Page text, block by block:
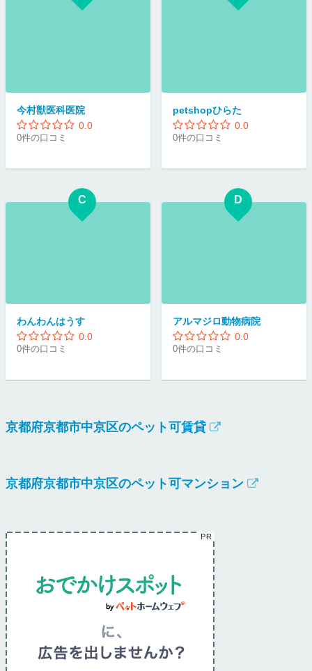
今村獣医科医院
0.0
0件の口コミ
petshopひらた
0.0
0件の口コミ
C
わんわんはうす
0.0
0件の口コミ
D
アルマジロ動物病院
0.0
0件の口コミ
京都府京都市中京区のペット可賃貸
京都府京都市中京区のペット可マンション